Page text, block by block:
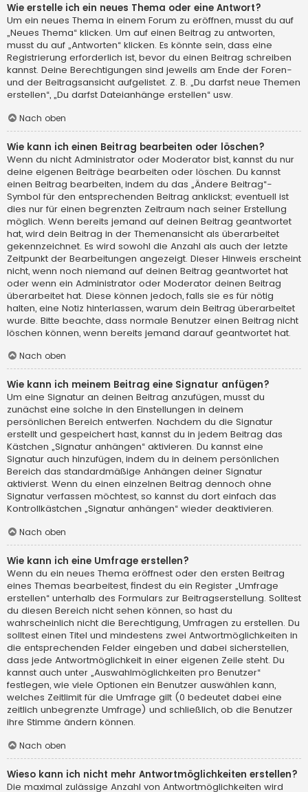
Wie erstelle ich ein neues Thema oder eine Antwort?
Um ein neues Thema in einem Forum zu eröffnen, musst du auf
„Neues Thema“ klicken. Um auf einen Beitrag zu antworten,
musst du auf „Antworten“ klicken. Es könnte sein, dass eine
Registrierung erforderlich ist, bevor du einen Beitrag schreiben
kannst. Deine Berechtigungen sind jeweils am Ende der Foren-
und der Beitragsansicht aufgelistet. Z. B. „Du darfst neue Themen
erstellen“, „Du darfst Dateianhänge erstellen“ usw.
Nach oben
Wie kann ich einen Beitrag bearbeiten oder löschen?
Wenn du nicht Administrator oder Moderator bist, kannst du nur
deine eigenen Beiträge bearbeiten oder löschen. Du kannst
einen Beitrag bearbeiten, indem du das „Ändere Beitrag“-
Symbol für den entsprechenden Beitrag anklickst; eventuell ist
dies nur für einen begrenzten Zeitraum nach seiner Erstellung
möglich. Wenn bereits jemand auf deinen Beitrag geantwortet
hat, wird dein Beitrag in der Themenansicht als überarbeitet
gekennzeichnet. Es wird sowohl die Anzahl als auch der letzte
Zeitpunkt der Bearbeitungen angezeigt. Dieser Hinweis erscheint
nicht, wenn noch niemand auf deinen Beitrag geantwortet hat
oder wenn ein Administrator oder Moderator deinen Beitrag
überarbeitet hat. Diese können jedoch, falls sie es für nötig
halten, eine Notiz hinterlassen, warum dein Beitrag überarbeitet
wurde. Bitte beachte, dass normale Benutzer einen Beitrag nicht
löschen können, wenn bereits jemand darauf geantwortet hat.
Nach oben
Wie kann ich meinem Beitrag eine Signatur anfügen?
Um eine Signatur an deinen Beitrag anzufügen, musst du
zunächst eine solche in den Einstellungen in deinem
persönlichen Bereich entwerfen. Nachdem du die Signatur
erstellt und gespeichert hast, kannst du in jedem Beitrag das
Kästchen „Signatur anhängen“ aktivieren. Du kannst eine
Signatur auch hinzufügen, indem du in deinem persönlichen
Bereich das standardmäßige Anhängen deiner Signatur
aktivierst. Wenn du einen einzelnen Beitrag dennoch ohne
Signatur verfassen möchtest, so kannst du dort einfach das
Kontrollkästchen „Signatur anhängen“ wieder deaktivieren.
Nach oben
Wie kann ich eine Umfrage erstellen?
Wenn du ein neues Thema eröffnest oder den ersten Beitrag
eines Themas bearbeitest, findest du ein Register „Umfrage
erstellen“ unterhalb des Formulars zur Beitragserstellung. Solltest
du diesen Bereich nicht sehen können, so hast du
wahrscheinlich nicht die Berechtigung, Umfragen zu erstellen. Du
solltest einen Titel und mindestens zwei Antwortmöglichkeiten in
die entsprechenden Felder eingeben und dabei sicherstellen,
dass jede Antwortmöglichkeit in einer eigenen Zeile steht. Du
kannst auch unter „Auswahlmöglichkeiten pro Benutzer“
festlegen, wie viele Optionen ein Benutzer auswählen kann,
welches Zeitlimit für die Umfrage gilt (0 bedeutet dabei eine
zeitlich unbegrenzte Umfrage) und schließlich, ob die Benutzer
ihre Stimme ändern können.
Nach oben
Wieso kann ich nicht mehr Antwortmöglichkeiten erstellen?
Die maximal zulässige Anzahl von Antwortmöglichkeiten wird